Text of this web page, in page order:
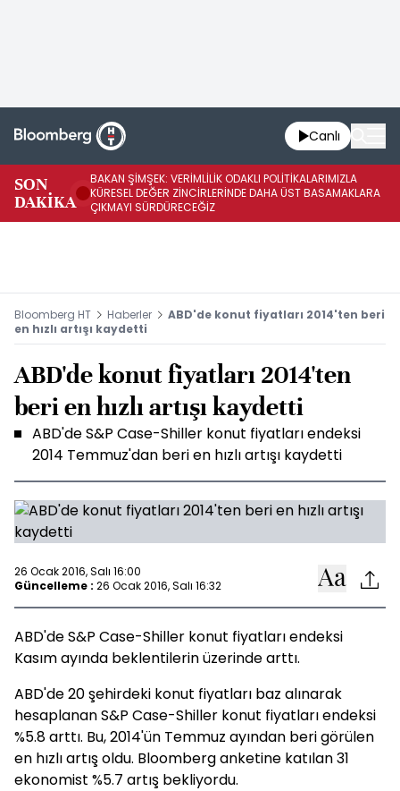
Canlı
SON
DAKİKA
BAKAN ŞİMŞEK: VERİMLİLİK ODAKLI POLİTİKALARIMIZLA
KÜRESEL DEĞER ZİNCİRLERİNDE DAHA ÜST BASAMAKLARA
ÇIKMAYI SÜRDÜRECEĞİZ
Bloomberg HT Haberler
ABD'de konut fiyatları 2014'ten beri
en hızlı artışı kaydetti
ABD'de konut fiyatları 2014'ten
beri en hızlı artışı kaydetti
ABD'de S&P Case-Shiller konut fiyatları endeksi
2014 Temmuz'dan beri en hızlı artışı kaydetti
26 Ocak 2016, Salı 16:00
Güncelleme : 26 Ocak 2016, Salı 16:32
ABD'de S&P Case-Shiller konut fiyatları endeksi
Kasım ayında beklentilerin üzerinde arttı.
ABD'de 20 şehirdeki konut fiyatları baz alınarak
hesaplanan S&P Case-Shiller konut fiyatları endeksi
%5.8 arttı. Bu, 2014'ün Temmuz ayından beri görülen
en hızlı artış oldu. Bloomberg anketine katılan 31
ekonomist %5.7 artış bekliyordu.